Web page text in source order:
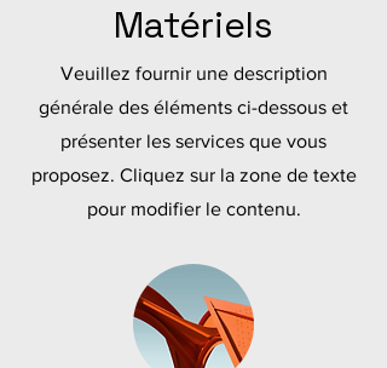
Matériels
Veuillez fournir une description
générale des éléments ci-dessous et
présenter les services que vous
proposez. Cliquez sur la zone de texte
pour modifier le contenu.